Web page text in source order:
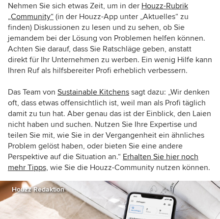
Nehmen Sie sich etwas Zeit, um in der Houzz-Rubrik
„Community“ (in der Houzz-App unter „Aktuelles“ zu
finden) Diskussionen zu lesen und zu sehen, ob Sie
jemandem bei der Lösung von Problemen helfen können.
Achten Sie darauf, dass Sie Ratschläge geben, anstatt
direkt für Ihr Unternehmen zu werben. Ein wenig Hilfe kann
Ihren Ruf als hilfsbereiter Profi erheblich verbessern.
Das Team von Sustainable Kitchens sagt dazu: „Wir denken
oft, dass etwas offensichtlich ist, weil man als Profi täglich
damit zu tun hat. Aber genau das ist der Einblick, den Laien
nicht haben und suchen. Nutzen Sie Ihre Expertise und
teilen Sie mit, wie Sie in der Vergangenheit ein ähnliches
Problem gelöst haben, oder bieten Sie eine andere
Perspektive auf die Situation an.“ Erhalten Sie hier noch
mehr Tipps, wie Sie die Houzz-Community nutzen können.
Houzz Redaktion